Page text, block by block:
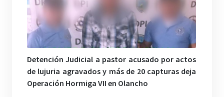
Detención Judicial a pastor acusado por actos
de lujuria agravados y más de 20 capturas deja
Operación Hormiga VII en Olancho